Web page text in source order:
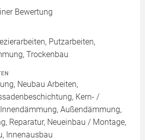
Bewertung
Putzarbeiten,
Trockenbau
Neubau Arbeiten,
Kern- /
Außendämmung,
Reparatur, Neueinbau / Montage,
Innenausbau